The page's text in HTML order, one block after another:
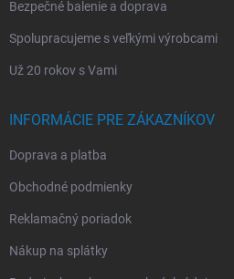
Bezpečné balenie a doprava
Spolupracujeme s veľkými výrobcami
Už 20 rokov s Vami
INFORMÁCIE PRE ZÁKAZNÍKOV
Doprava a platba
Obchodné podmienky
Reklamačný poriadok
Nákup na splátky